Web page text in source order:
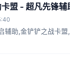
盟 - 超凡先锋
辅助,金铲铲之战卡